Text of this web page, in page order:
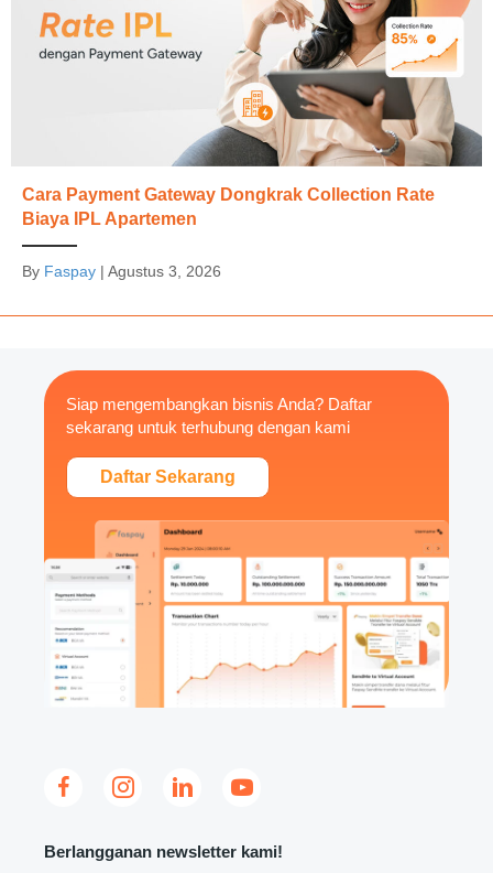
Cara Payment Gateway Dongkrak Collection Rate
Biaya IPL Apartemen
By Faspay | Agustus 3, 2026
Siap mengembangkan bisnis Anda? Daftar
sekarang untuk terhubung dengan kami
Daftar Sekarang
Berlangganan newsletter kami!